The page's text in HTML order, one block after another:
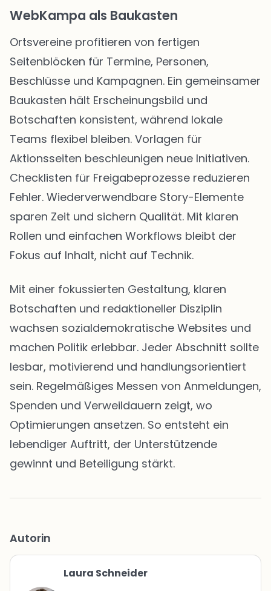
WebKampa als Baukasten
Ortsvereine profitieren von fertigen
Seitenblöcken für Termine, Personen,
Beschlüsse und Kampagnen. Ein gemeinsamer
Baukasten hält Erscheinungsbild und
Botschaften konsistent, während lokale
Teams flexibel bleiben. Vorlagen für
Aktionsseiten beschleunigen neue Initiativen.
Checklisten für Freigabeprozesse reduzieren
Fehler. Wiederverwendbare Story-Elemente
sparen Zeit und sichern Qualität. Mit klaren
Rollen und einfachen Workflows bleibt der
Fokus auf Inhalt, nicht auf Technik.
Mit einer fokussierten Gestaltung, klaren
Botschaften und redaktioneller Disziplin
wachsen sozialdemokratische Websites und
machen Politik erlebbar. Jeder Abschnitt sollte
lesbar, motivierend und handlungsorientiert
sein. Regelmäßiges Messen von Anmeldungen,
Spenden und Verweildauern zeigt, wo
Optimierungen ansetzen. So entsteht ein
lebendiger Auftritt, der Unterstützende
gewinnt und Beteiligung stärkt.
Autorin
Laura Schneider